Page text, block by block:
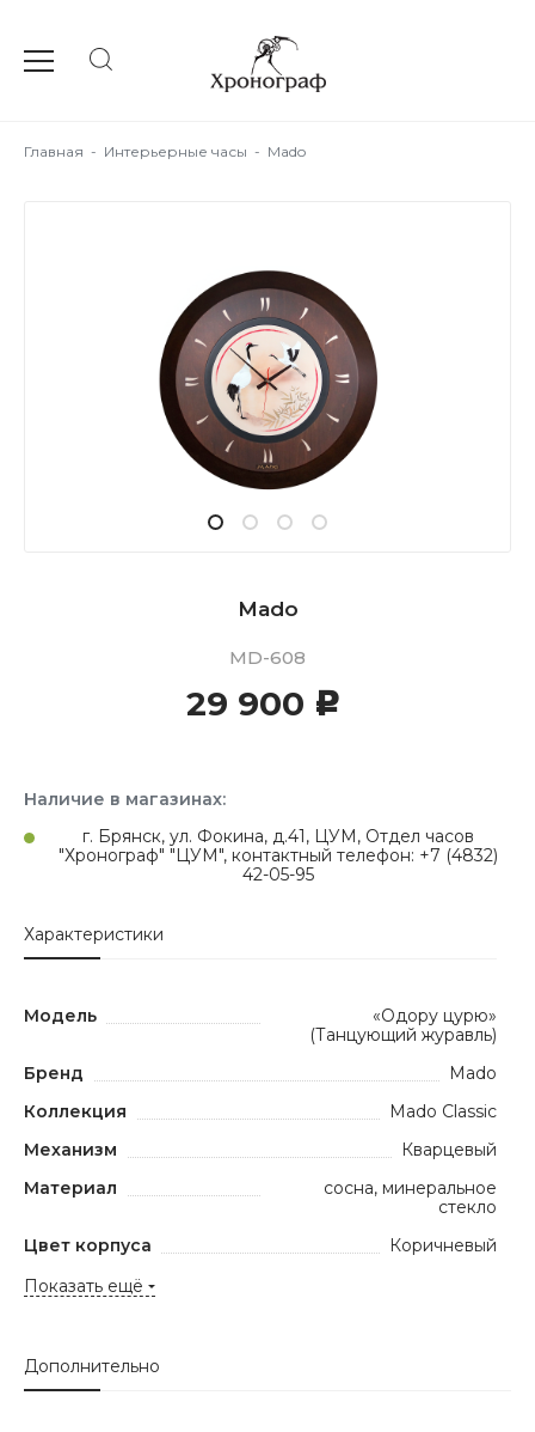
Главная - Интерьерные часы - Mado
Mado
MD-608
29 900 c
Наличие в магазинах:
г. Брянск, ул. Фокина, д.41, ЦУМ, Отдел часов
"Хронограф" "ЦУМ", контактный телефон: +7 (4832)
42-05-95
Характеристики
Модель
«Одору цурю»
(Танцующий журавль)
Бренд
Mado
Коллекция
Mado Classic
Механизм
Кварцевый
Материал
сосна, минеральное
стекло
Цвет корпуса
Коричневый
Показать ещё
Дополнительно